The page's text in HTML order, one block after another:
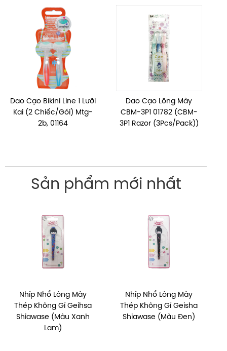
Dao Cạo Bikini Line 1 Lưỡi
Kai (2 Chiếc/Gói) Mtg-
2b, 01164
Dao Cạo Lông Mày
CBM-3P1 01782 (CBM-
3P1 Razor (3Pcs/Pack))
Sản phẩm mới nhất
Nhíp Nhổ Lông Mày
Thép Không Gỉ Geihsa
Shiawase (Màu Xanh
Lam)
Nhíp Nhổ Lông Mày
Thép Không Gỉ Geisha
Shiawase (Màu Đen)